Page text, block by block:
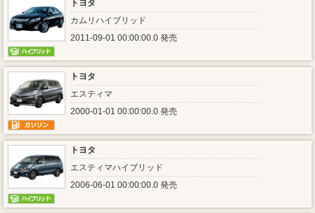
トヨタ
カムリハイブリッド
2011-09-01 00:00:00.0 発売
トヨタ
エスティマ
2000-01-01 00:00:00.0 発売
トヨタ
エスティマハイブリッド
2006-06-01 00:00:00.0 発売